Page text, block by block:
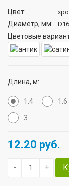
Цвет:
Диаметр, мм: D16
Цветовые
Длина, м:
1.4 1.6
3
12.20 руб.
- +